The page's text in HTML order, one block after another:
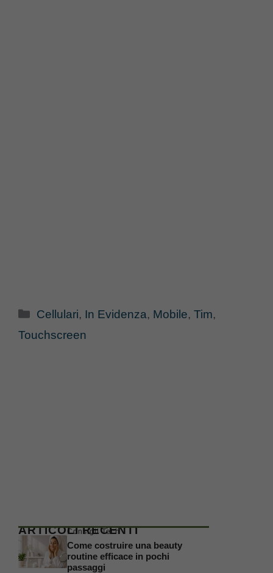
Categorie
Cellulari, In Evidenza, Mobile,Tim,
Touchscreen
ARTICOLI RECENTI
Consigli Tech
Come costruire una beauty
routine efficace in pochi
passaggi